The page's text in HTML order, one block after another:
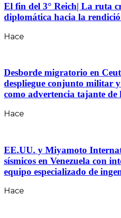
El fin del 3° Reich| La ruta
diplomática hacia la
Hace
Desborde migratorio en
despliegue conjunto militar
como advertencia tajante de
Hace
EE.UU. y Miyamoto
sísmicos en Venezuela con
equipo especializado de
Hace